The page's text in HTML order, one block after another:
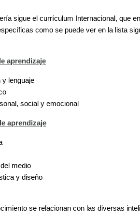
sigue el currículum Internacional, que
como se puede ver en la lista
aprendizaje
y lenguaje
social y emocional
aprendizaje
medio
y diseño
se relacionan con las diversas